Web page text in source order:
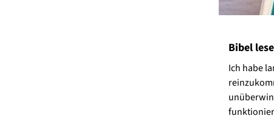
Bibel
Ich habe